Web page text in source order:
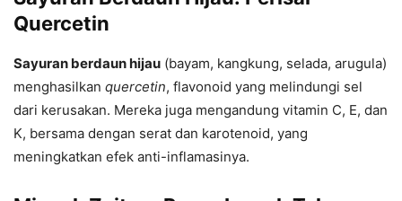
Quercetin
Sayuran berdaun hijau (bayam, kangkung, selada, arugula)
menghasilkan quercetin, flavonoid yang melindungi sel
dari kerusakan. Mereka juga mengandung vitamin C, E, dan
K, bersama dengan serat dan karotenoid, yang
meningkatkan efek anti-inflamasinya.